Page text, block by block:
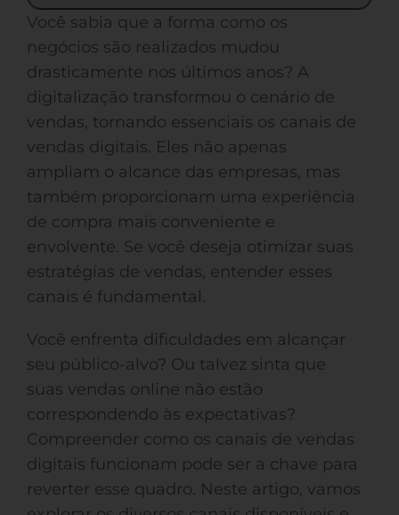
Você sabia que a forma como os
negócios são realizados mudou
drasticamente nos últimos anos? A
digitalização transformou o cenário de
vendas, tornando essenciais os canais de
vendas digitais. Eles não apenas
ampliam o alcance das empresas, mas
também proporcionam uma experiência
de compra mais conveniente e
envolvente. Se você deseja otimizar suas
estratégias de vendas, entender esses
canais é fundamental.
Você enfrenta dificuldades em alcançar
seu público-alvo? Ou talvez sinta que
suas vendas online não estão
correspondendo às expectativas?
Compreender como os canais de vendas
digitais funcionam pode ser a chave para
reverter esse quadro. Neste artigo, vamos